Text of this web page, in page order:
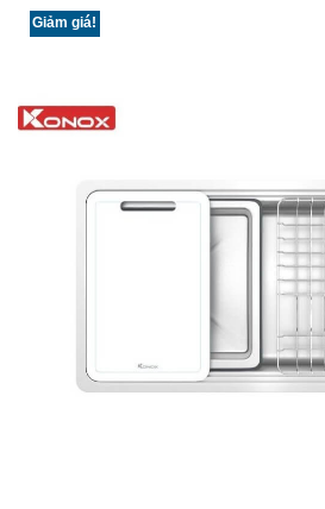
Giảm giá!